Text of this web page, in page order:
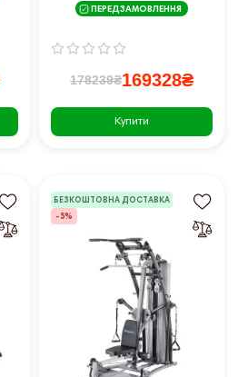
ПЕРЕДЗАМОВЛЕННЯ
178239₴169328₴
Купити
БЕЗКОШТОВНА ДОСТАВКА
-5%